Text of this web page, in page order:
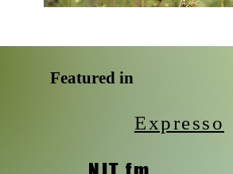
Featured in
Expresso